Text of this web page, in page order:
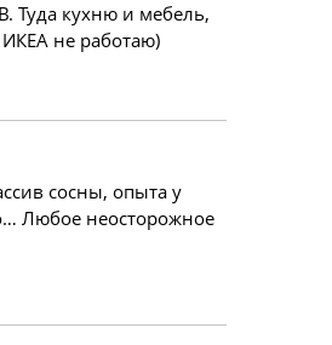
Туда кухню и мебель,
ИКЕА не работаю)
сосны, опыта у
Любое неосторожное